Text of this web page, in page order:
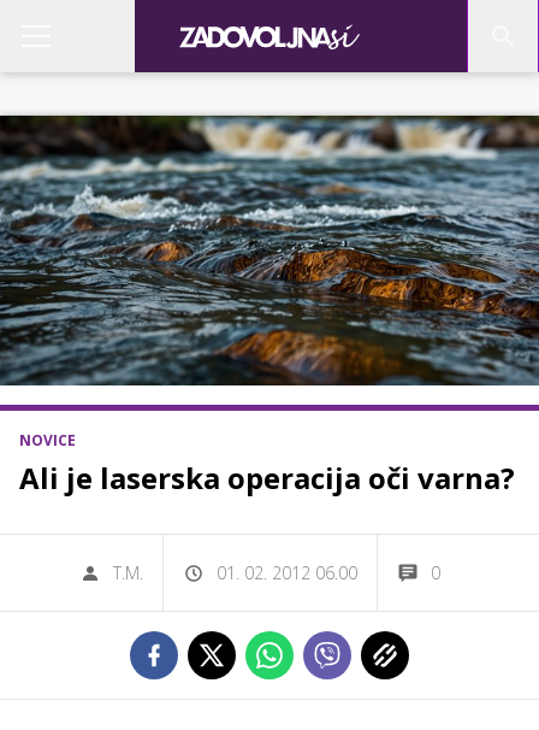
NOVICE
Ali je laserska operacija oči varna?
T.M. 01. 02. 2012 06.00 0